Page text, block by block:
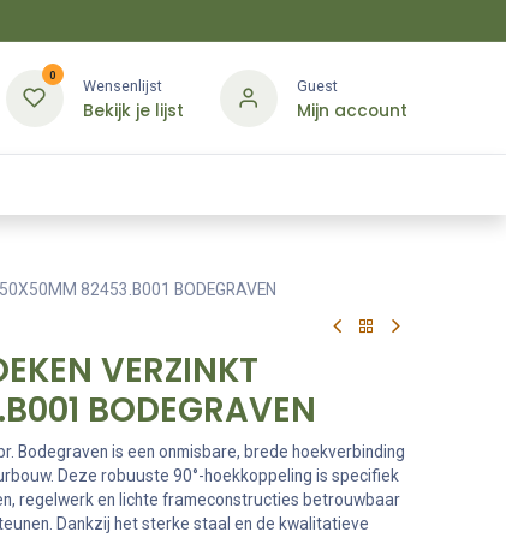
0
Wensenlijst
Bekijk je lijst
Guest
Mijn account
82453.B001 BODEGRAVEN
VERZINKT
BODEGRAVEN
Bodegraven is een onmisbare, brede hoekverbinding
Deze robuuste 90°-hoekkoppeling is specifiek
regelwerk en lichte frameconstructies betrouwbaar
Dankzij het sterke staal en de kwalitatieve